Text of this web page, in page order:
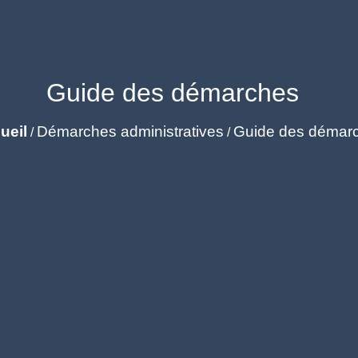
Guide des démarches
/ Démarches administratives / Guide des